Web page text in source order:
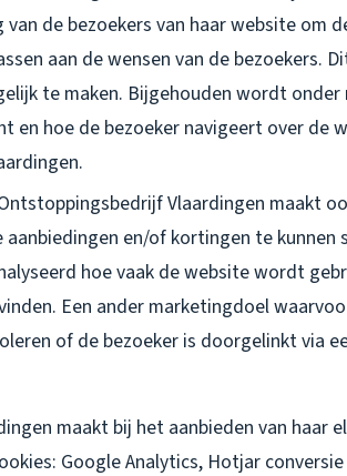
de bezoekers van haar website om
aan de wensen van de bezoekers.
te maken. Bijgehouden wordt onder
en hoe de bezoeker navigeert over de
Vlaardingen maakt
aanbiedingen en/of kortingen te
hoe vaak de website wordt
Een ander marketingdoel
of de bezoeker is doorgelinkt via
maakt bij het aanbieden van haar
Google Analytics, Hotjar